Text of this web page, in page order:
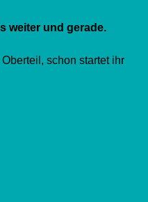
weiter und gerade.
schon startet ihr